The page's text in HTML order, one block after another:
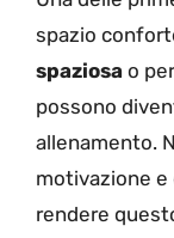
spazio
spaziosa o
possono
allenamento.
motivazione e
rendere